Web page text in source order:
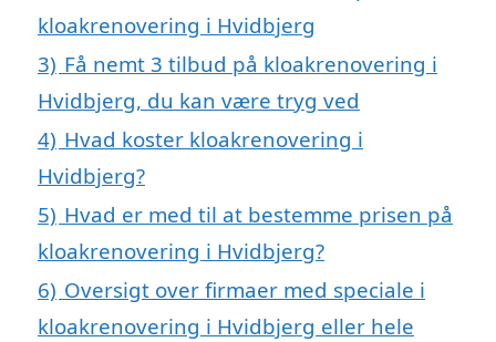
kloakrenovering i Hvidbjerg
3) Få nemt 3 tilbud på kloakrenovering i
Hvidbjerg, du kan være tryg ved
4) Hvad koster kloakrenovering i
Hvidbjerg?
5) Hvad er med til at bestemme prisen på
kloakrenovering i Hvidbjerg?
6) Oversigt over firmaer med speciale i
kloakrenovering i Hvidbjerg eller hele